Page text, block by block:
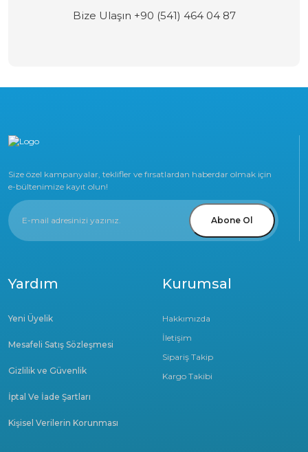
Bize Ulaşın +90 (541) 464 04 87
Size özel kampanyalar, teklifler ve fırsatlardan haberdar olmak için
e-bültenimize kayıt olun!
Abone Ol
Kurumsal
Hakkımızda
İletişim
Sipariş Takip
Kargo Takibi
Yardım
Yeni Üyelik
Mesafeli Satış Sözleşmesi
Gizlilik ve Güvenlik
İptal Ve İade Şartları
Kişisel Verilerin Korunması